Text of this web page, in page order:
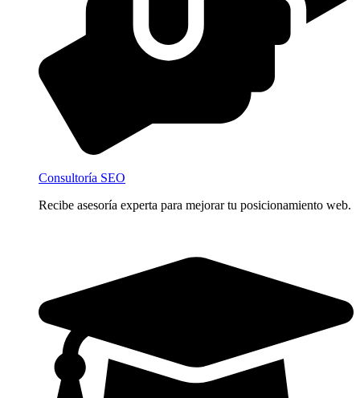
Consultoría SEO
Recibe asesoría experta para mejorar tu posicionamiento web.